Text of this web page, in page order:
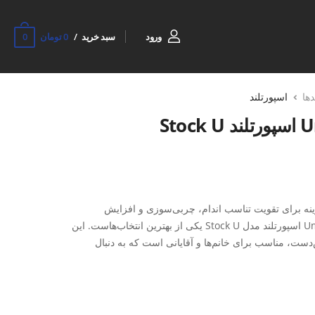
ورود سبد خرید 0 تومان 0
اسپورتلند
برای تقویت تناسب اندام، چربی‌سوزی و افزایش
استقامت هستید، طناب ورزشی Unisex اسپورتلند مدل Stock U یکی از بهترین انتخاب‌هاست. این
مناسب برای خانم‌ها و آقایانی است که به دنبال
مناسب را فراهم می‌کند و به شما این امکان را
متنوعی انجام دهید. دسته‌های ارگونومیک آن